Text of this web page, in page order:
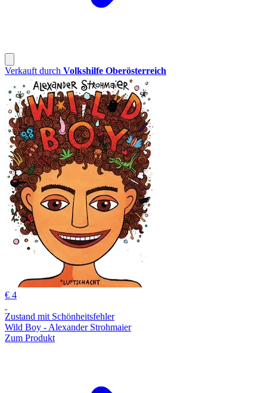
Verkauft durch Volkshilfe Oberösterreich
€ 4
Zustand mit Schönheitsfehler
Wild Boy - Alexander Strohmaier
Zum Produkt